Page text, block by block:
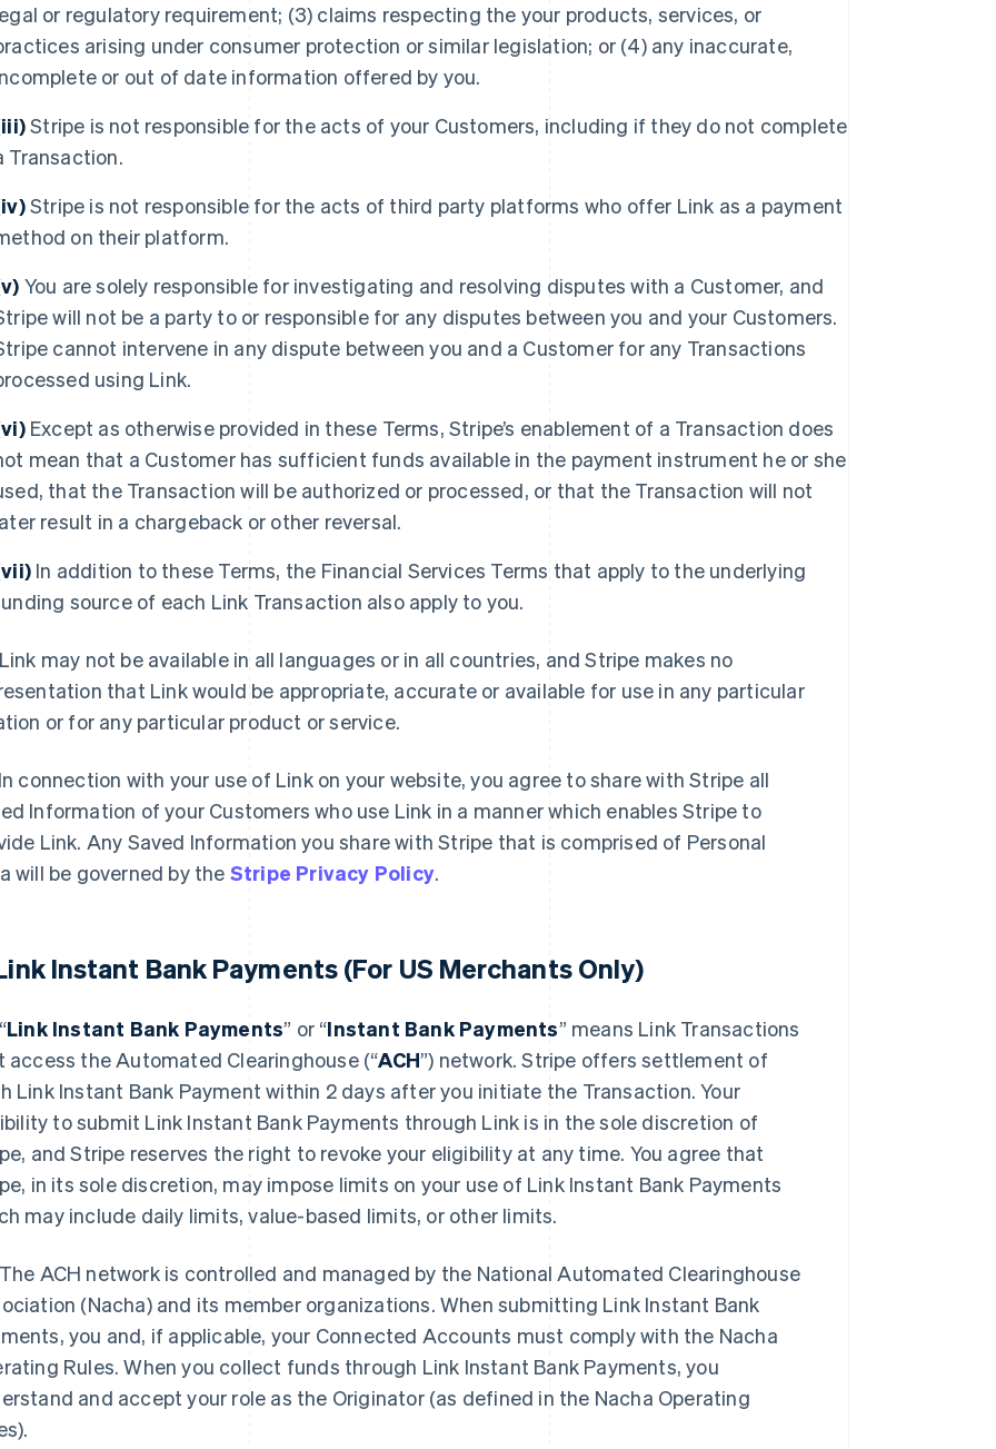
or regulatory requirement; (3) claims respecting the your products, services, or
arising under consumer protection or similar legislation; or (4) any inaccurate,
or out of date information offered by you.
Stripe is not responsible for the acts of your Customers, including if they do not complete
Transaction.
Stripe is not responsible for the acts of third party platforms who offer Link as a payment
on their platform.
You are solely responsible for investigating and resolving disputes with a Customer, and
will not be a party to or responsible for any disputes between you and your Customers.
cannot intervene in any dispute between you and a Customer for any Transactions
using Link.
Except as otherwise provided in these Terms, Stripe’s enablement of a Transaction does
mean that a Customer has sufficient funds available in the payment instrument he or she
that the Transaction will be authorized or processed, or that the Transaction will not
result in a chargeback or other reversal.
In addition to these Terms, the Financial Services Terms that apply to the underlying
source of each Link Transaction also apply to you.
may not be available in all languages or in all countries, and Stripe makes no
that Link would be appropriate, accurate or available for use in any particular
or for any particular product or service.
connection with your use of Link on your website, you agree to share with Stripe all
Information of your Customers who use Link in a manner which enables Stripe to
Link. Any Saved Information you share with Stripe that is comprised of Personal
will be governed by the Stripe Privacy Policy.
Instant Bank Payments (For US Merchants Only)
Link Instant Bank Payments” or “Instant Bank Payments” means Link Transactions
access the Automated Clearinghouse (“ACH”) network. Stripe offers settlement of
Link Instant Bank Payment within 2 days after you initiate the Transaction. Your
to submit Link Instant Bank Payments through Link is in the sole discretion of
and Stripe reserves the right to revoke your eligibility at any time. You agree that
in its sole discretion, may impose limits on your use of Link Instant Bank Payments
may include daily limits, value-based limits, or other limits.
ACH network is controlled and managed by the National Automated Clearinghouse
(Nacha) and its member organizations. When submitting Link Instant Bank
you and, if applicable, your Connected Accounts must comply with the Nacha
Rules. When you collect funds through Link Instant Bank Payments, you
and accept your role as the Originator (as defined in the Nacha Operating